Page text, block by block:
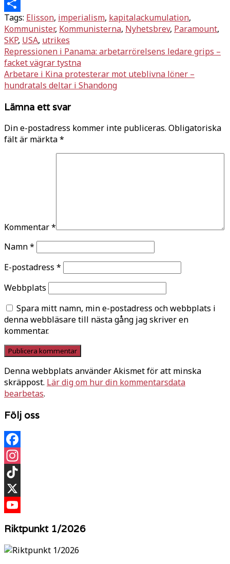
Twitter
Dela
Tags: Elisson, imperialism, kapitalackumulation,
Kommunister, Kommunisterna, Nyhetsbrev, Paramount,
SKP, USA, utrikes
Inläggsnavigering
Repressionen i Panama: arbetarrörelsens ledare grips –
facket vägrar tystna
Arbetare i Kina protesterar mot uteblivna löner –
hundratals deltar i Shandong
Lämna ett svar
Din e-postadress kommer inte publiceras. Obligatoriska
fält är märkta*
Kommentar*
Namn*
E-postadress *
Webbplats
Spara mitt namn, min e-postadress och webbplats i
denna webbläsare till nästa gång jag skriver en
kommentar.
Denna webbplats använder Akismet för att minska
skräppost. Lär dig om hur din kommentarsdata
bearbetas.
Följ oss
Facebook
Instagram
TikTok
X
Riktpunkt 1/2026